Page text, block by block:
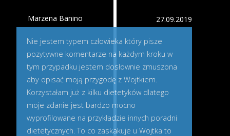
Marzena Banino 27.09.2019
Nie jestem typem człowieka który pisze
pozytywne komentarze na każdym kroku w
tym przypadku jestem dosłownie zmuszona
aby opisać moją przygodę z Wojtkiem.
Korzystałam już z kilku dietetyków dlatego
moje zdanie jest bardzo mocno
wyprofilowane na przykładzie innych poradni
dietetycznych. To co zaskakuje u Wojtka to